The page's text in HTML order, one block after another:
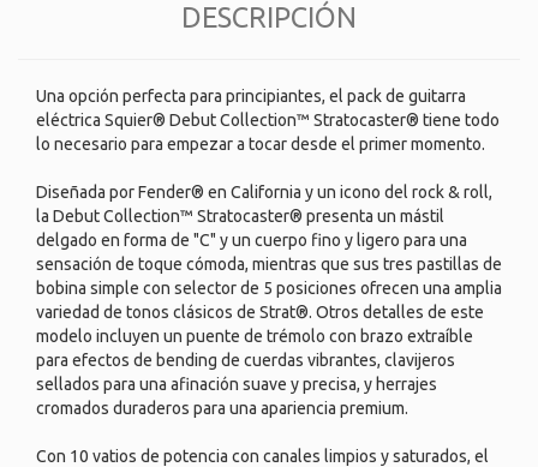
DESCRIPCIÓN
Una opción perfecta para principiantes, el pack de guitarra
eléctrica Squier® Debut Collection™ Stratocaster® tiene todo
lo necesario para empezar a tocar desde el primer momento.
Diseñada por Fender® en California y un icono del rock & roll,
la Debut Collection™ Stratocaster® presenta un mástil
delgado en forma de "C" y un cuerpo fino y ligero para una
sensación de toque cómoda, mientras que sus tres pastillas de
bobina simple con selector de 5 posiciones ofrecen una amplia
variedad de tonos clásicos de Strat®. Otros detalles de este
modelo incluyen un puente de trémolo con brazo extraíble
para efectos de bending de cuerdas vibrantes, clavijeros
sellados para una afinación suave y precisa, y herrajes
cromados duraderos para una apariencia premium.
Con 10 vatios de potencia con canales limpios y saturados, el